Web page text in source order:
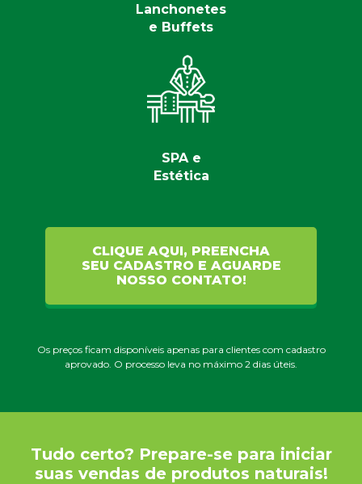
Lanchonetes
e Buffets
SPA e
Estética
CLIQUE AQUI, PREENCHA
SEU CADASTRO E AGUARDE
NOSSO CONTATO!
Os preços ficam disponíveis apenas para clientes com cadastro
aprovado. O processo leva no máximo 2 dias úteis.
Tudo certo? Prepare-se para iniciar
suas vendas de produtos naturais!